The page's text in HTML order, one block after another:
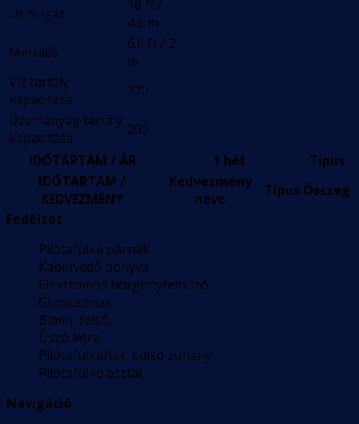
Orrsugár
16 ft /
4.8 m
Merülés
6.6 ft / 2
m
Víz tartály
kapacitása
770
Üzemanyag tartály
kapacitása
200
IDŐTARTAM / ÁR
1 hét
Típus
IDŐTARTAM /
KEDVEZMÉNY
Kedvezmény
neve
Típus Összeg
Fedélzet
Pilótafülke párnák
Kabinvédő ponyva
Elektromos horgonyfelhúzó
Gumicsónak
Bimini felső
Úszó létra
Pilótafülke/tat, külső zuhany
Pilótafülke asztal
Navigáció